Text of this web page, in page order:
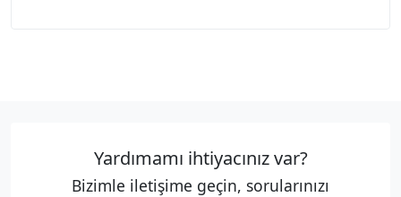
Yardımamı ihtiyacınız var?
Bizimle iletişime geçin, sorularınızı